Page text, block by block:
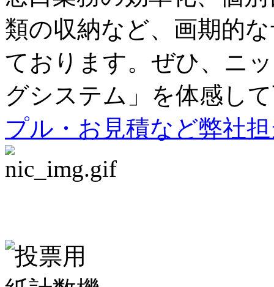
類の収納など、画期的
ております。ぜひ、ニ
グシステム」を体感し
プル・お見積など弊社